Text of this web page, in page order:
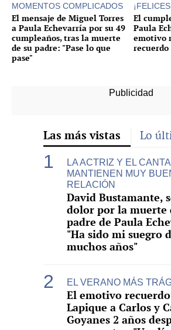
MOMENTOS COMPLICADOS
El mensaje de Miguel Torres
a Paula Echevarría por su 49
cumpleaños, tras la muerte
de su padre: "Pase lo que
pase"
El
Paula
emotivo
recuerdo
Las más vistas Lo
LA ACTRIZ Y EL
MANTIENEN MUY
RELACIÓN
David Bustamante,
dolor por la muerte
padre de Paula
"Ha sido mi suegro
muchos años"
EL VERANO MÁS
El emotivo
Lapique a Carlos y
Goyanes 2 años